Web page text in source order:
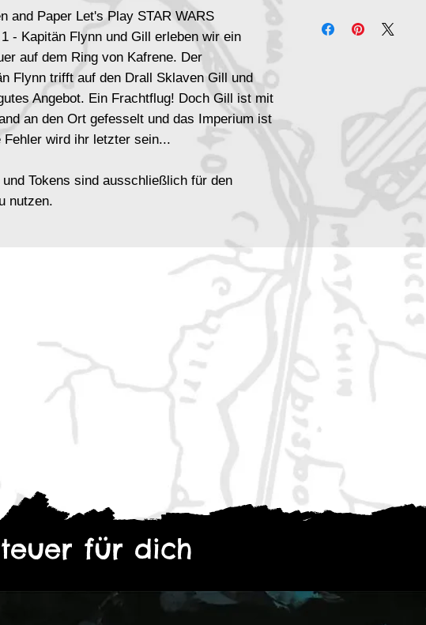
and Paper Let's Play STAR WARS
- Kapitän Flynn und Gill erleben wir ein
auf dem Ring von Kafrene. Der
Flynn trifft auf den Drall Sklaven Gill und
Angebot. Ein Frachtflug! Doch Gill ist mit
an den Ort gefesselt und das Imperium ist
wird ihr letzter sein...
Tokens sind ausschließlich für den
nutzen.
für dich